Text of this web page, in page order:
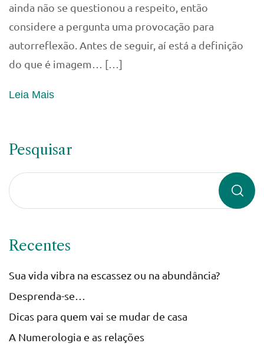
ainda não se questionou a respeito, então
considere a pergunta uma provocação para
autorreflexão. Antes de seguir, aí está a definição
do que é imagem… […]
Leia Mais
Pesquisar
Recentes
Sua vida vibra na escassez ou na abundância?
Desprenda-se…
Dicas para quem vai se mudar de casa
A Numerologia e as relações